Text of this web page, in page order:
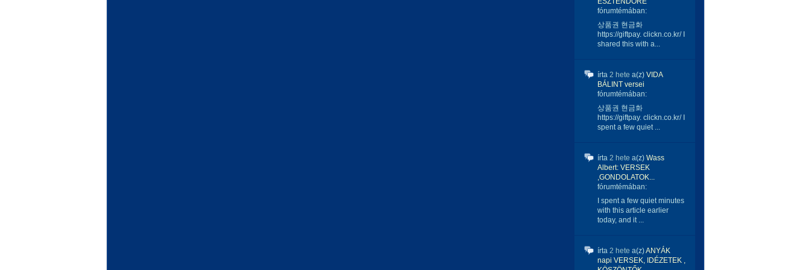
fórumtémában:
상품권 현금화
https://giftpay. clickn.co.kr/ I
shared this with a...
írta 2 hete a(z) VIDA
BÁLINT versei
fórumtémában:
상품권 현금화
https://giftpay. clickn.co.kr/ I
spent a few quiet ...
írta 2 hete a(z) Wass
Albert: VERSEK
,GONDOLATOK...
fórumtémában:
I spent a few quiet minutes
with this article earlier
today, and it ...
írta 2 hete a(z)ANYÁK
napi VERSEK, IDÉZETEK ,